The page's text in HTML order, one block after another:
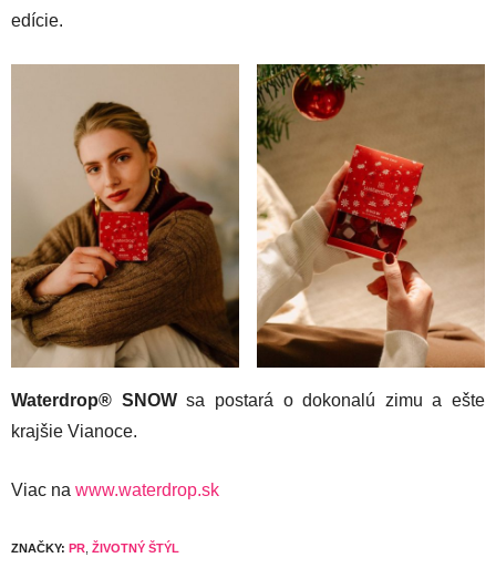
edície.
Waterdrop® SNOWsa postará o dokonalú zimu a ešte
krajšie Vianoce.
Viac na www.waterdrop.sk
ZNAČKY: PR ŽIVOTNÝ ŠTÝL